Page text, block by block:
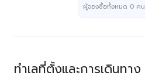
ผู้จองซื้อทั้งหมด 0 คน
ทำเลที่ตั้งและการเดินทาง